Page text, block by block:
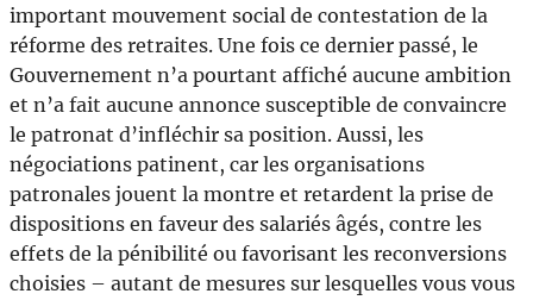
important mouvement social de contestation de la
réforme des retraites. Une fois ce dernier passé, le
Gouvernement n’a pourtant affiché aucune ambition
et n’a fait aucune annonce susceptible de convaincre
le patronat d’infléchir sa position. Aussi, les
négociations patinent, car les organisations
patronales jouent la montre et retardent la prise de
dispositions en faveur des salariés âgés, contre les
effets de la pénibilité ou favorisant les reconversions
choisies – autant de mesures sur lesquelles vous vous